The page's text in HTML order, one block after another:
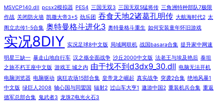
MSVCP140.dll pcsx2模拟器 PES4 三国无双3 三国无双5猛将传 三角洲特种部队7极限
作战 关闭防火墙 凯撒大帝3+5 劲乐团 吞食天地2诸葛孔明传 大航海时代2 太
阁立志传1-5合集 奥特曼格斗进化3 奥特曼格斗重生 如何安装童年怀旧游戏
实况8DIY 实况足球8中文版 局域网联机 战国basara合集 提升家中网速
明星三缺一 暴走山地自行车 汉之殇全面战争 沙丘2000中文版 法老王与埃及艳后 泰坦
之旅不朽王座中文版 游戏王 城之内 由于找不到d3dx9_30.dll 电脑无法开机
电脑浏览器 电脑驱动 疯狂农场15部合集 皇帝龙之崛起 真实战争 突袭2合集 绝地风暴1
中文版 绿巨人2008 轴心国与同盟国 辐射2 过山车大亨1 遨游中国2 重装机兵合集 重返
德军总部合集 鬼武者3 龙珠Z电光火石3